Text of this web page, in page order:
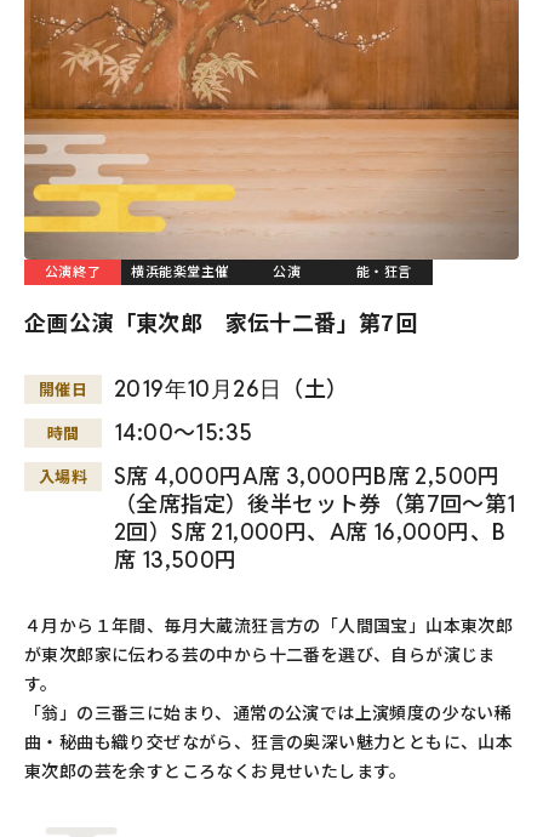
公演終了 横浜能楽堂主催 公演 能・狂言
企画公演「東次郎 家伝十二番」第7回
開催日 2019年10 月 26日 （土）
時間 14:00～15:35
入場料
S席 4,000円A席 3,000円B席 2,500円
（全席指定）後半セット券（第7回～第1
2回）S席 21,000円、A席 16,000円、B
席 13,500円
４月から１年間、毎月大蔵流狂言方の「人間国宝」山本東次郎
が東次郎家に伝わる芸の中から十二番を選び、自らが演じま
す。
「翁」の三番三に始まり、通常の公演では上演頻度の少ない稀
曲・秘曲も織り交ぜながら、狂言の奥深い魅力とともに、山本
東次郎の芸を余すところなくお見せいたします。